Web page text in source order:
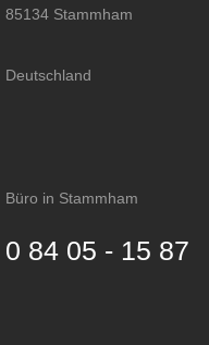
85134 Stammham
Deutschland
Büro in Stammham
0 84 05 - 15 87